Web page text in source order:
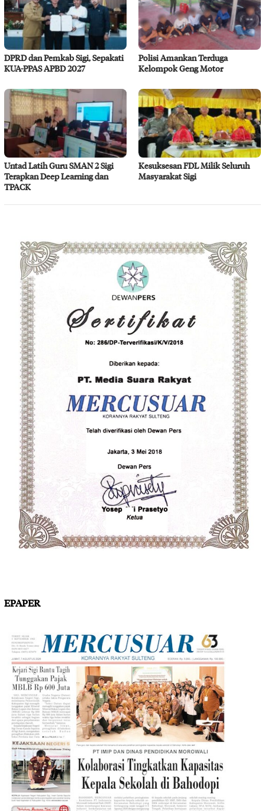
DPRD dan Pemkab Sigi, Sepakati
KUA-PPAS APBD 2027
Polisi Amankan Terduga
Kelompok Geng Motor
Untad Latih Guru SMAN 2 Sigi
Terapkan Deep Learning dan
TPACK
Kesuksesan FDL Milik Seluruh
Masyarakat Sigi
EPAPER